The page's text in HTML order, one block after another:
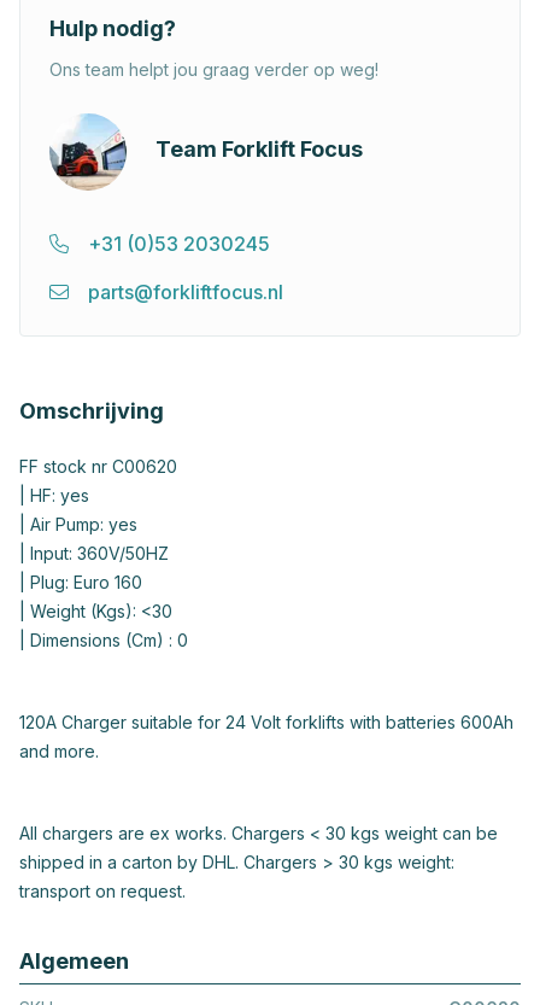
Hulp nodig?
Ons team helpt jou graag verder op weg!
Team Forklift Focus
+31 (0)53 2030245
parts@forkliftfocus.nl
Omschrijving
FF stock nr C00620
| HF: yes
| Air Pump: yes
| Input: 360V/50HZ
| Plug: Euro 160
| Weight (Kgs): <30
| Dimensions (Cm) : 0
120A Charger suitable for 24 Volt forklifts with batteries 600Ah
and more.
All chargers are ex works. Chargers < 30 kgs weight can be
shipped in a carton by DHL. Chargers > 30 kgs weight:
transport on request.
Algemeen